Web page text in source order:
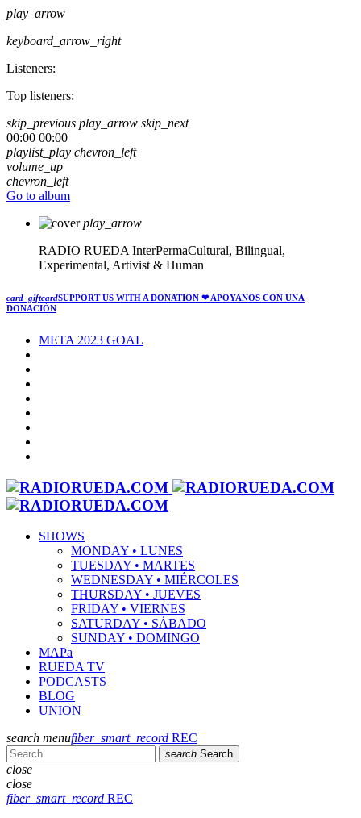
play_arrow
keyboard_arrow_right
Listeners:
Top listeners:
skip_previous play_arrow skip_next
00:00 00:00
playlist_play chevron_left
volume_up
chevron_left
Go to album
play_arrow
RADIO RUEDA InterPermaCultural, Bilingual,
Experimental, Artivist & Human
card_giftcardSUPPORT US WITH A DONATION ❤ APOYANOS CON UNA
DONACIÓN
META 2023 GOAL
SHOWS
MONDAY • LUNES
TUESDAY • MARTES
WEDNESDAY • MIÉRCOLES
THURSDAY • JUEVES
FRIDAY • VIERNES
SATURDAY • SÁBADO
SUNDAY • DOMINGO
MAPa
RUEDA TV
PODCASTS
BLOG
UNION
search menufiber_smart_record REC
search Search
close
close
fiber_smart_record REC